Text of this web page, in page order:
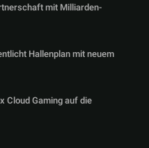
mit Milliarden-
Hallenplan mit neuem
Cloud Gaming auf die